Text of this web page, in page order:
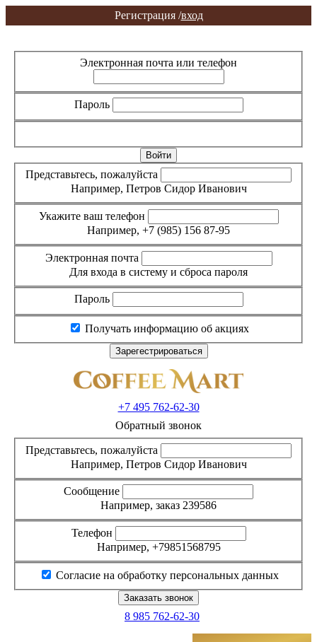
Регистрация /вход
Электронная почта или телефон
Пароль
Представьтесь, пожалуйста
Например, Петров Сидор Иванович
Укажите ваш телефон
Например, +7 (985) 156 87-95
Электронная почта
Для входа в систему и сброса пароля
Пароль
Получать информацию об акциях
+7 495762-62-30
Обратный звонок
Представьтесь, пожалуйста
Например, Петров Сидор Иванович
Сообщение
Например, заказ 239586
Телефон
Например, +79851568795
Согласие на обработку персональных данных
8 985 762-62-30